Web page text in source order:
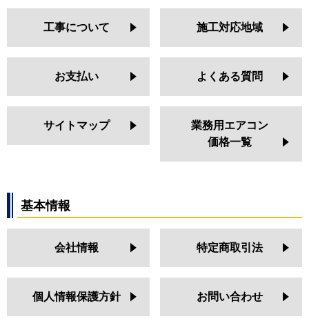
工事について 施工対応地域
お支払い よくある質問
サイトマップ
業務用エアコン
価格一覧
基本情報
会社情報 特定商取引法
個人情報保護方針 お問い合わせ